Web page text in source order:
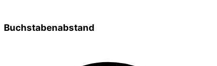
Buchstabenabstand